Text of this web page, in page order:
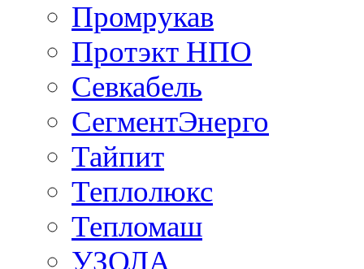
Промрукав
Протэкт НПО
Севкабель
СегментЭнерго
Тайпит
Теплолюкс
Тепломаш
УЗОЛА